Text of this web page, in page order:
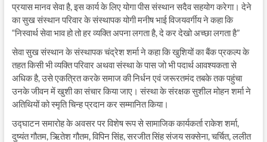
प्रयास मानव सेवा है, इस कार्य के लिए योगा पीस संस्थान सदैव सहयोग करेगा। देने
का सुख संस्थान परिवार के संस्थापक योगी मनीष भाई विजयवर्गीय ने कहा कि
“निस्वार्थ सेवा भाव हो तो हर व्यक्ति अपना लगता है, दे कर देखो अच्छा लगता है”
सेवा सुख संस्थान के संस्थापक चंद्रेश शर्मा ने कहा कि खुशियों का बैंक प्रकल्प के
तहत किसी भी व्यक्ति परिवार अथवा संस्था के पास जो भी पदार्थ आवश्यकता से
अधिक है, उसे एकत्रित करके समाज की निर्धन एवं जरूरतमंद तबके तक पहुंचा
उनके जीवन में खुशी का संचार किया जाए। संस्था के संरक्षक सुशील मोहन शर्मा ने
अतिथियों को स्मृति चिन्ह प्रदान कर सम्मानित किया।
उद्घाटन समारोह के अवसर पर विशेष रूप से सामाजिक कार्यकर्ता राकेश शर्मा,
दुष्यंत गौतम, ऋितेश गौतम, विपिन सिंह, सरजीत सिंह संजय सक्सेना, चर्चित, ललीत